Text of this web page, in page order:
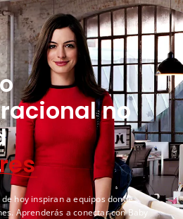
no
hoy inspiran a equipos donde
Aprenderás a conectar con Baby